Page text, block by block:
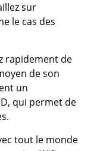
sur
le cas des
rapidement de
de son
un
qui permet de
tout le monde